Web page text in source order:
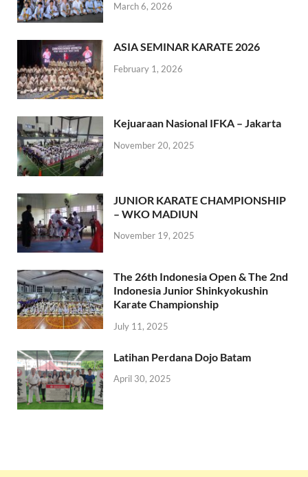
March 6, 2026
ASIA SEMINAR KARATE 2026
February 1, 2026
Kejuaraan Nasional IFKA – Jakarta
November 20, 2025
JUNIOR KARATE CHAMPIONSHIP
– WKO MADIUN
November 19, 2025
The 26th Indonesia Open & The 2nd
Indonesia Junior Shinkyokushin
Karate Championship
July 11, 2025
Latihan Perdana Dojo Batam
April 30, 2025